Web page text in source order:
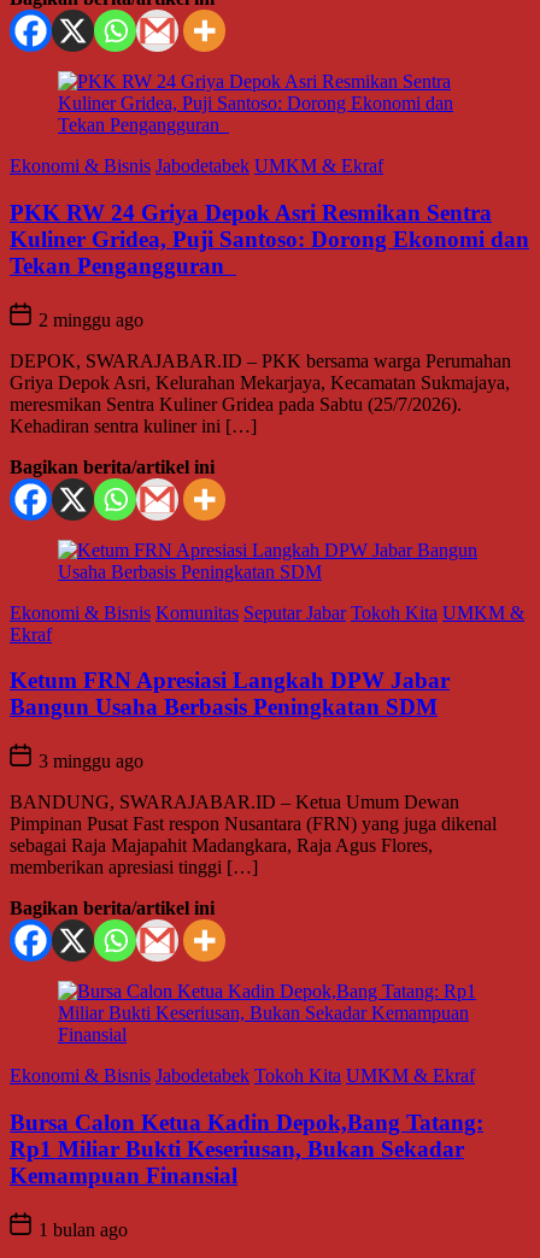
Ekonomi & Bisnis Jabodetabek UMKM & Ekraf
PKK RW 24 Griya Depok Asri Resmikan Sentra
Kuliner Gridea, Puji Santoso: Dorong Ekonomi dan
Tekan Pengangguran
2 minggu ago
DEPOK, SWARAJABAR.ID – PKK bersama warga Perumahan
Griya Depok Asri, Kelurahan Mekarjaya, Kecamatan Sukmajaya,
meresmikan Sentra Kuliner Gridea pada Sabtu (25/7/2026).
Kehadiran sentra kuliner ini […]
Bagikan berita/artikel ini
Ekonomi & Bisnis Komunitas Seputar Jabar Tokoh Kita UMKM &
Ekraf
Ketum FRN Apresiasi Langkah DPW Jabar
Bangun Usaha Berbasis Peningkatan SDM
3 minggu ago
BANDUNG, SWARAJABAR.ID – Ketua Umum Dewan
Pimpinan Pusat Fast respon Nusantara (FRN) yang juga dikenal
sebagai Raja Majapahit Madangkara, Raja Agus Flores,
memberikan apresiasi tinggi […]
Bagikan berita/artikel ini
Ekonomi & Bisnis Jabodetabek Tokoh Kita UMKM & Ekraf
Bursa Calon Ketua Kadin Depok,Bang Tatang:
Rp1 Miliar Bukti Keseriusan, Bukan Sekadar
Kemampuan Finansial
1 bulan ago